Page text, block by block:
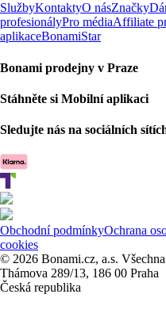
SlužbyKontaktyO násZnačky
profesionályPro médiaAffiliate
aplikaceBonamiStar
Bonami prodejny v Praze
Stáhněte si Mobilní aplikaci
Sledujte nás na sociálních
Obchodní podmínkyOchrana
cookies
© 2026 Bonami.cz, a.s.
Thámova 289/13, 186 00 Praha
Česká republika